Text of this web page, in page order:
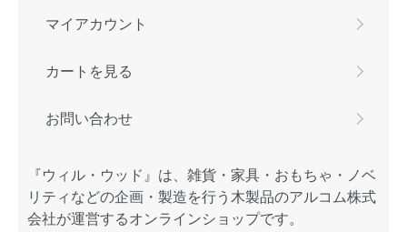
マイアカウント
カートを見る
お問い合わせ
『ウィル・ウッド』は、雑貨・家具・おもちゃ・ノベ
リティなどの企画・製造を行う木製品のアルコム株式
会社が運営するオンラインショップです。